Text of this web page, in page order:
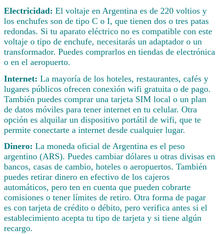
Electricidad: El voltaje en Argentina es de 220 voltios y
los enchufes son de tipo C o I, que tienen dos o tres patas
redondas. Si tu aparato eléctrico no es compatible con este
voltaje o tipo de enchufe, necesitarás un adaptador o un
transformador. Puedes comprarlos en tiendas de electrónica
o en el aeropuerto.
Internet: La mayoría de los hoteles, restaurantes, cafés y
lugares públicos ofrecen conexión wifi gratuita o de pago.
También puedes comprar una tarjeta SIM local o un plan
de datos móviles para tener internet en tu celular. Otra
opción es alquilar un dispositivo portátil de wifi, que te
permite conectarte a internet desde cualquier lugar.
Dinero: La moneda oficial de Argentina es el peso
argentino (ARS). Puedes cambiar dólares u otras divisas en
bancos, casas de cambio, hoteles o aeropuertos. También
puedes retirar dinero en efectivo de los cajeros
automáticos, pero ten en cuenta que pueden cobrarte
comisiones o tener límites de retiro. Otra forma de pagar
es con tarjeta de crédito o débito, pero verifica antes si el
establecimiento acepta tu tipo de tarjeta y si tiene algún
recargo.